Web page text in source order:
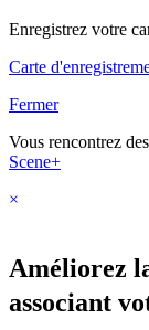
Enregistrez votre
Carte
Fermer
Vous rencontrez
Scene+
×
Améliorez
associant